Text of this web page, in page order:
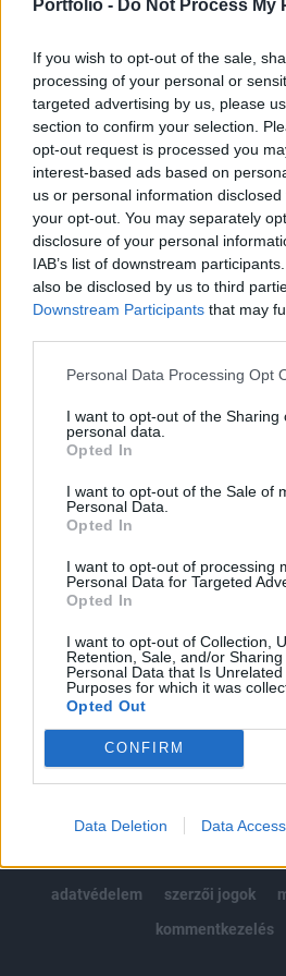
Portfolio - Do Not Process My
If you wish to opt-out of the sale,
processing of your personal or
targeted advertising by us, please
section to confirm your selection.
opt-out request is processed you
interest-based ads based on
us or personal information
your opt-out. You may separately
disclosure of your personal
IAB’s list of downstream
also be disclosed by us to third
Downstream Participants that may
Personal Data Processing Opt
I want to opt-out of the Sharing
personal data.
Opted In
I want to opt-out of the Sale of
Personal Data.
Opted In
I want to opt-out of processing
Personal Data for Targeted
Opted In
I want to opt-out of Collection,
Retention, Sale, and/or
Personal Data that Is
Purposes for which it was
Opted Out
CONFIRM
Data Deletion Data Access
Az új vezérigazgató 1999-ben
Karrierjét a könyvvizsgálat, majd a
építette, utóbbinak 2024 óta volt a
évtizedekben több szakterület
felelt, így a pénzügyi
tanácsadásért, a belső
fenntarthatósági...
KEDVES OLVASÓNK!
A keresett cikk a portfolio.hu
tartozik, melynek olvasása
Az előfizetés a következőket
Kötéslisták: BÉT elmúlt 2
kötéslistái
Előfizetés
MÁR ELŐFIZETŐNK VAGY?
© 2026
adatvédelem
szerzői jogok
kommentkezelés